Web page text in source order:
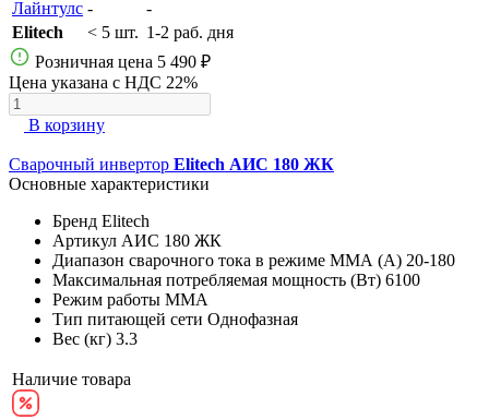
Лайнтулс -
-
Elitech
< 5 шт. 1-2 раб. дня
Розничная цена 5 490 ₽
Цена указана с НДС 22%
В корзину
Сварочный инвертор Elitech АИС 180 ЖК
Основные характеристики
Бренд Elitech
Артикул АИС 180 ЖК
Диапазон сварочного тока в режиме ММА (А) 20-180
Максимальная потребляемая мощность (Вт) 6100
Режим работы MMA
Тип питающей сети Однофазная
Вес (кг) 3.3
Наличие товара